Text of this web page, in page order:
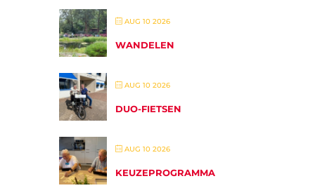
AUG 10 2026
WANDELEN
AUG 10 2026
DUO-FIETSEN
AUG 10 2026
KEUZEPROGRAMMA